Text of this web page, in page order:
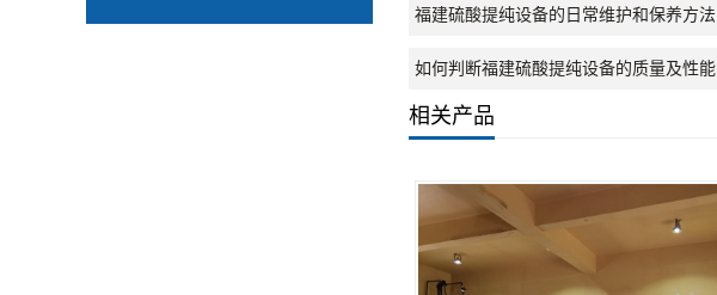
福建硫酸提纯设备的日常维护和保养方法
如何判断福建硫酸提纯设备的质量及性能
相关产品